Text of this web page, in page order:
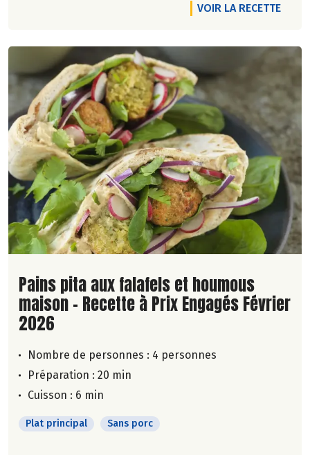
VOIR LA RECETTE
Lire la suite de la recette
Pains pita aux falafels et houmous
maison - Recette à Prix Engagés Février
2026
Nombre de personnes : 4 personnes
Préparation : 20 min
Cuisson : 6 min
Plat principal Sans porc